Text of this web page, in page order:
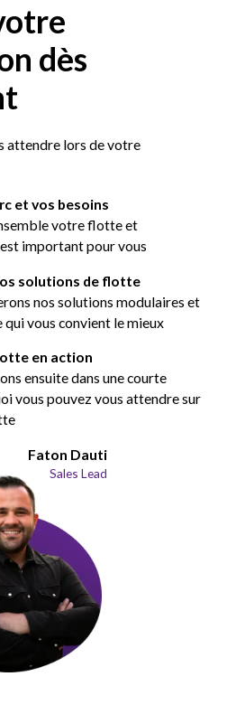
dès
attendre lors de votre
et vos besoins
votre flotte et
important pour vous
solutions de flotte
nos solutions modulaires et
vous convient le mieux
en action
ensuite dans une courte
vous pouvez vous attendre sur
Faton Dauti
Sales Lead